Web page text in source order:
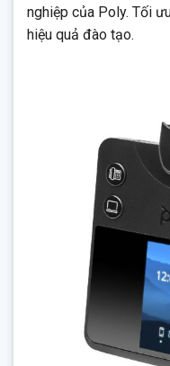
nghiệp của Poly. Tối
hiệu quả đào tạo.